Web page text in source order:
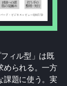
ィル型」は既
められる。一方
課題に使う。実